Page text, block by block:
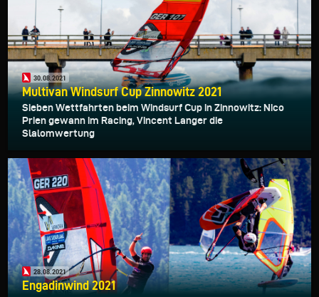
30.08.2021
Multivan Windsurf Cup Zinnowitz 2021
Sieben Wettfahrten beim Windsurf Cup in Zinnowitz: Nico
Prien gewann im Racing, Vincent Langer die
Slalomwertung
28.08.2021
Engadinwind 2021